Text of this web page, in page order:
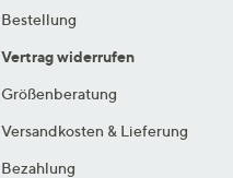
Bestellung
Vertrag widerrufen
Größenberatung
Versandkosten & Lieferung
Bezahlung